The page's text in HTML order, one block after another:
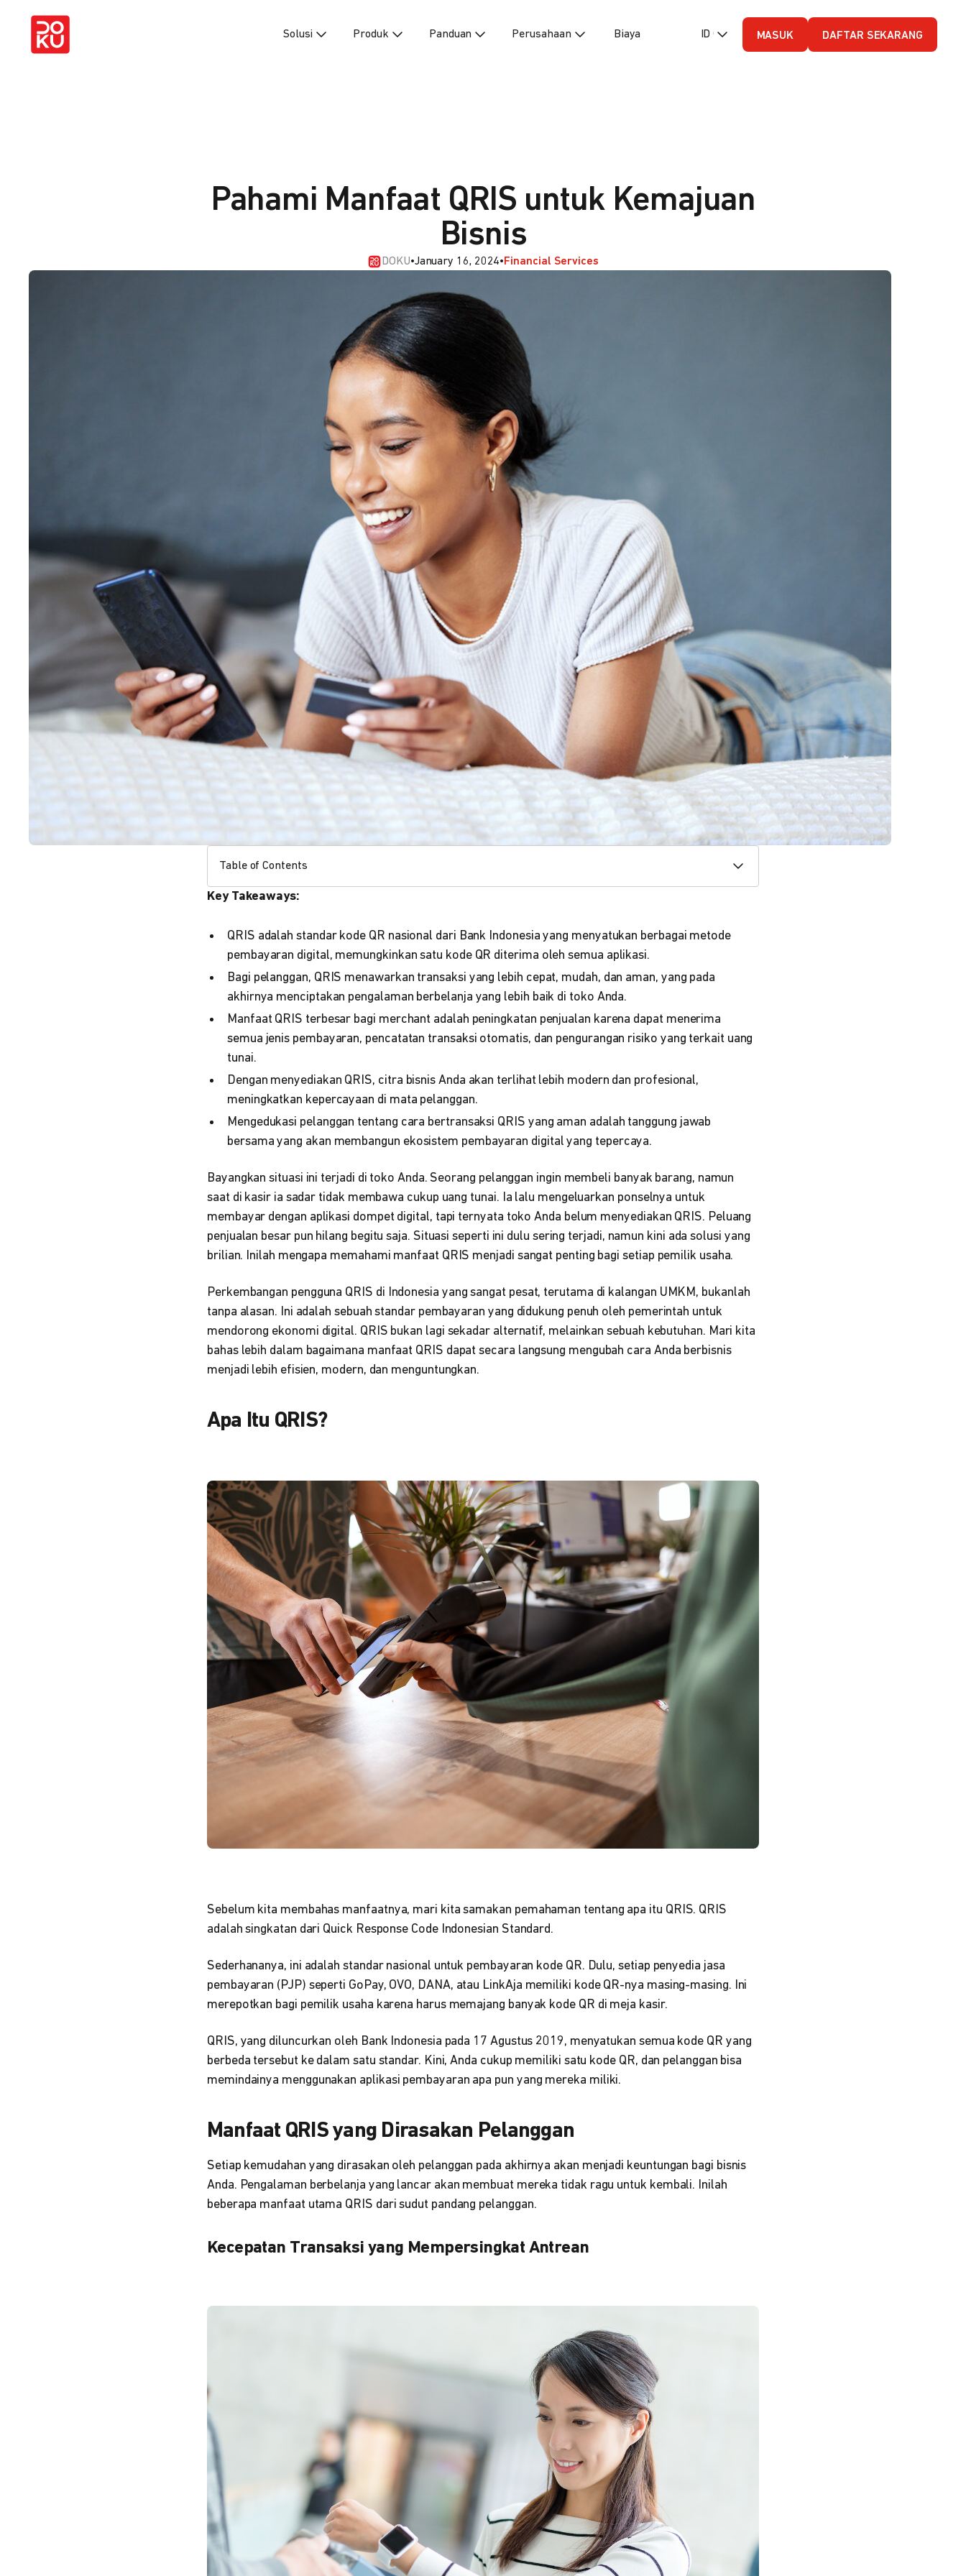
Solusi Produk Panduan Perusahaan Biaya ID (Bahasa Indonesia)
MASUK DAFTAR SEKARANG
Pahami Manfaat QRIS untuk Kemajuan
Bisnis
DOKU•January 16, 2024•Financial Services
Table of Contents
Key Takeaways:
QRIS adalah standar kode QR nasional dari Bank Indonesia yang menyatukan berbagai metode
pembayaran digital, memungkinkan satu kode QR diterima oleh semua aplikasi.
Bagi pelanggan, QRIS menawarkan transaksi yang lebih cepat, mudah, dan aman, yang pada
akhirnya menciptakan pengalaman berbelanja yang lebih baik di toko Anda.
Manfaat QRIS terbesar bagi merchant adalah peningkatan penjualan karena dapat menerima
semua jenis pembayaran, pencatatan transaksi otomatis, dan pengurangan risiko yang terkait uang
tunai.
Dengan menyediakan QRIS, citra bisnis Anda akan terlihat lebih modern dan profesional,
meningkatkan kepercayaan di mata pelanggan.
Mengedukasi pelanggan tentang cara bertransaksi QRIS yang aman adalah tanggung jawab
bersama yang akan membangun ekosistem pembayaran digital yang tepercaya.
Bayangkan situasi ini terjadi di toko Anda. Seorang pelanggan ingin membeli banyak barang, namun
saat di kasir ia sadar tidak membawa cukup uang tunai. Ia lalu mengeluarkan ponselnya untuk
membayar dengan aplikasi dompet digital, tapi ternyata toko Anda belum menyediakan QRIS. Peluang
penjualan besar pun hilang begitu saja. Situasi seperti ini dulu sering terjadi, namun kini ada solusi yang
brilian. Inilah mengapa memahami manfaat QRIS menjadi sangat penting bagi setiap pemilik usaha.
Perkembangan pengguna QRIS di Indonesia yang sangat pesat, terutama di kalangan UMKM, bukanlah
tanpa alasan. Ini adalah sebuah standar pembayaran yang didukung penuh oleh pemerintah untuk
mendorong ekonomi digital. QRIS bukan lagi sekadar alternatif, melainkan sebuah kebutuhan. Mari kita
bahas lebih dalam bagaimana manfaat QRIS dapat secara langsung mengubah cara Anda berbisnis
menjadi lebih efisien, modern, dan menguntungkan.
Apa Itu QRIS?
Sebelum kita membahas manfaatnya, mari kita samakan pemahaman tentang apa itu QRIS. QRIS
adalah singkatan dari Quick Response Code Indonesian Standard.
Sederhananya, ini adalah standar nasional untuk pembayaran kode QR. Dulu, setiap penyedia jasa
pembayaran (PJP) seperti GoPay, OVO, DANA, atau LinkAja memiliki kode QR-nya masing-masing. Ini
merepotkan bagi pemilik usaha karena harus memajang banyak kode QR di meja kasir.
QRIS, yang diluncurkan oleh Bank Indonesia pada 17 Agustus 2019, menyatukan semua kode QR yang
berbeda tersebut ke dalam satu standar. Kini, Anda cukup memiliki satu kode QR, dan pelanggan bisa
memindainya menggunakan aplikasi pembayaran apa pun yang mereka miliki.
Manfaat QRIS yang Dirasakan Pelanggan
Setiap kemudahan yang dirasakan oleh pelanggan pada akhirnya akan menjadi keuntungan bagi bisnis
Anda. Pengalaman berbelanja yang lancar akan membuat mereka tidak ragu untuk kembali. Inilah
beberapa manfaat utama QRIS dari sudut pandang pelanggan.
Kecepatan Transaksi yang Mempersingkat Antrean